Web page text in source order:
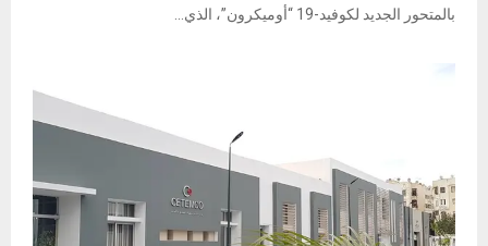
بالمتحور الجديد لكوفيد-19 “أوميكرون”، الذي...